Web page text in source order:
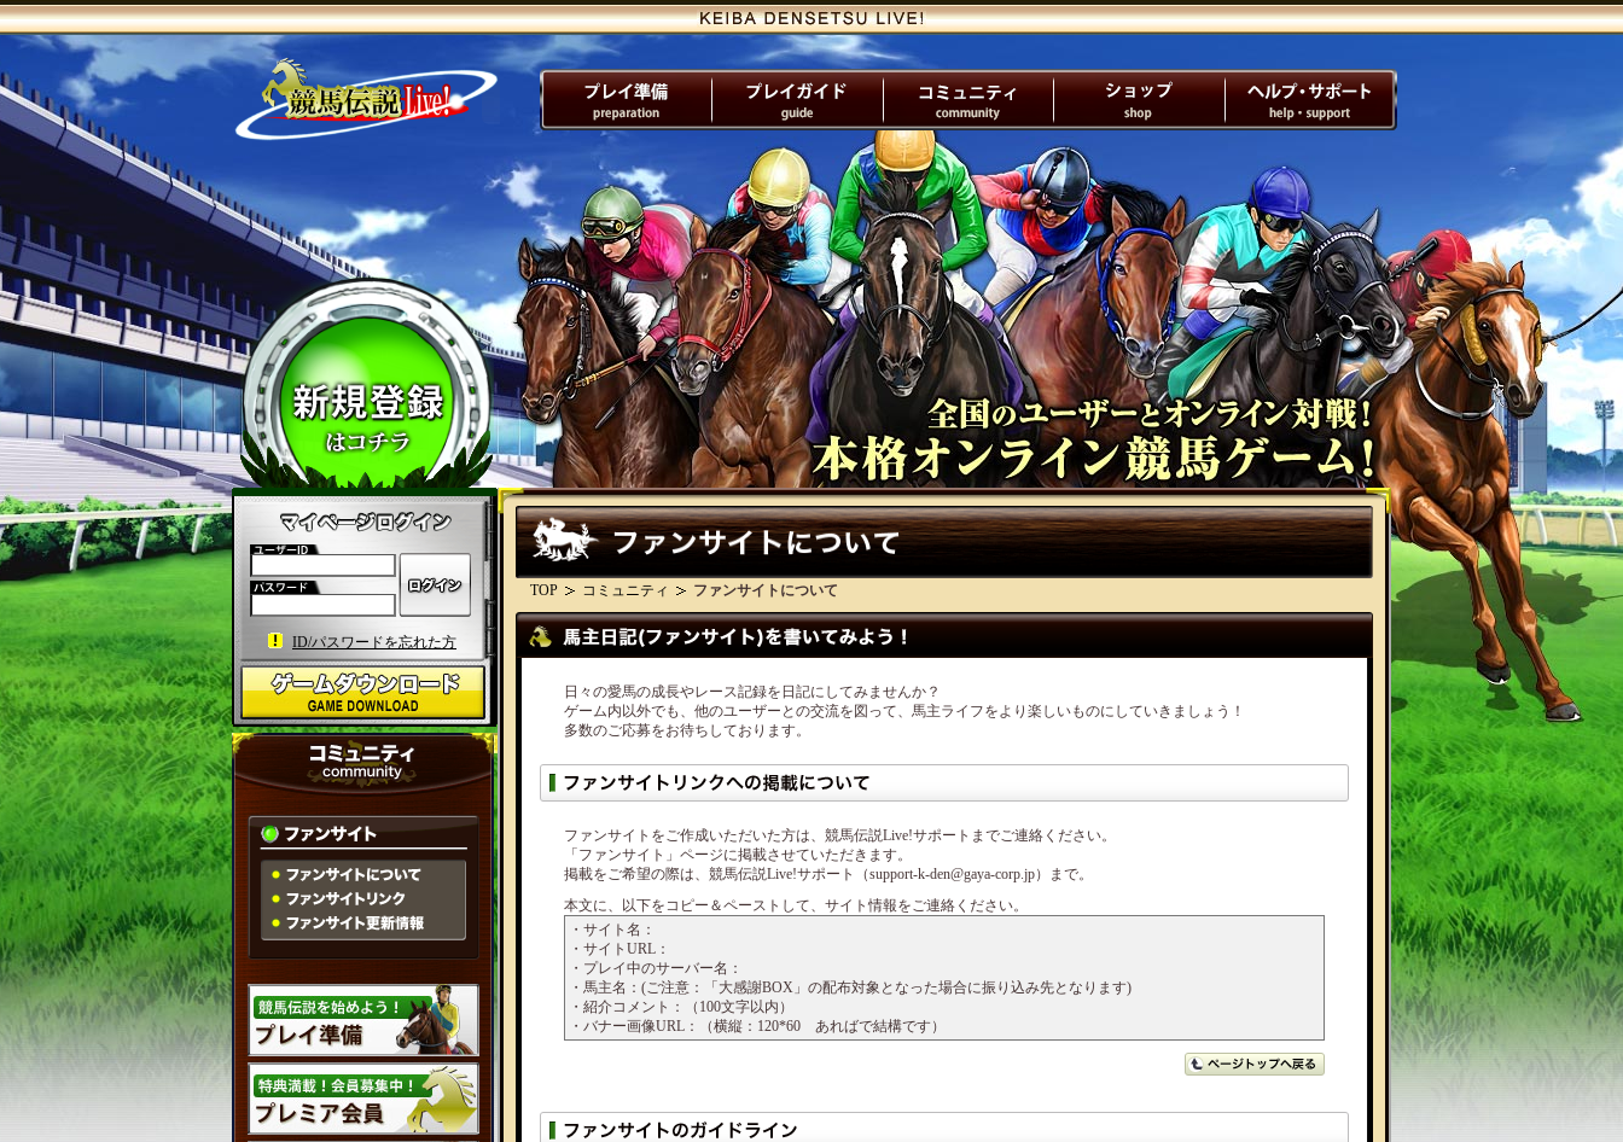
TOP コミュニティ ファンサイトについて
日々の愛馬の成長やレース記録を日記にしてみませんか？
ゲーム内以外でも、他のユーザーとの交流を図って、馬主ライフをより楽しいものにしていきましょう！
多数のご応募をお待ちしております。
ファンサイトをご作成いただいた方は、競馬伝説Live!サポートまでご連絡ください。
「ファンサイト」ページに掲載させていただきます。
掲載をご希望の際は、競馬伝説Live!サポート（support-k-den@gaya-corp.jp）まで。
本文に、以下をコピー＆ペーストして、サイト情報をご連絡ください。
・サイト名：
・サイトURL：
・プレイ中のサーバー名：
・馬主名：(ご注意：「大感謝BOX」の配布対象となった場合に振り込み先となります)
・紹介コメント：（100文字以内）
・バナー画像URL：（横縦：120*60 あればで結構です）
ID/パスワードを忘れた方